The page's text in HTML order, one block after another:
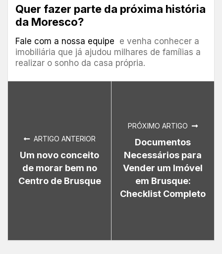
Quer fazer parte da próxima história
da Moresco?
Fale com a nossa equipe e venha conhecer a
imobiliária que já ajudou milhares de famílias a
realizar o sonho da casa própria.
ARTIGO ANTERIOR
Um novo conceito
de morar bem no
Centro de Brusque
PRÓXIMO ARTIGO
Documentos
Necessários para
Vender um Imóvel
em Brusque:
Checklist Completo